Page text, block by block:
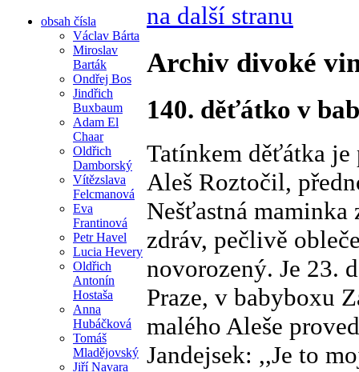
obsah čísla
Václav Bárta
Miroslav
Barták
Ondřej Bos
Jindřich
Buxbaum
Adam El
Chaar
Oldřich
Damborský
Vítězslava
Felcmanová
Eva
Frantinová
Petr Havel
Lucia Hevery
Oldřich
Antonín
Hostaša
Anna
Hubáčková
Tomáš
Mladějovský
Jiří Navara
na další stranu
Archiv divoké
140. děťátko v
Tatínkem děťátka
Aleš Roztočil,
Nešťastná
zdráv, pečlivě
novorozený. Je 23.
Praze, v babyboxu
malého Aleše
Jandejsek: ,,Je to